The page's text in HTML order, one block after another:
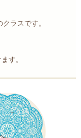
ラスです。
す。